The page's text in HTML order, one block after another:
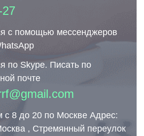
с помощью мессенджеров
по Skype. Писать по
почте
с 8 до 20 по Москве Адрес:
, Стремянный переулок